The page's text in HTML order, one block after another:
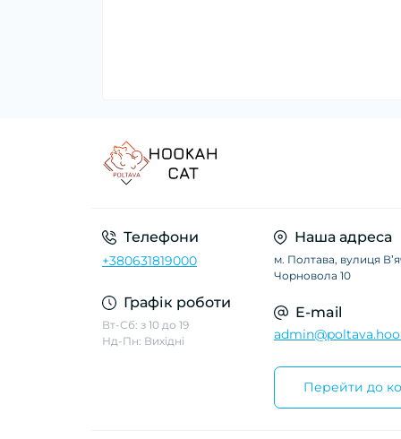
Телефони
+380631819000
Графік роботи
Вт-Сб: з 10 до 19
Нд-Пн: Вихідні
Наша адреса
м. Полтава, вулиця
Чорновола 10
E-mail
Перейти до